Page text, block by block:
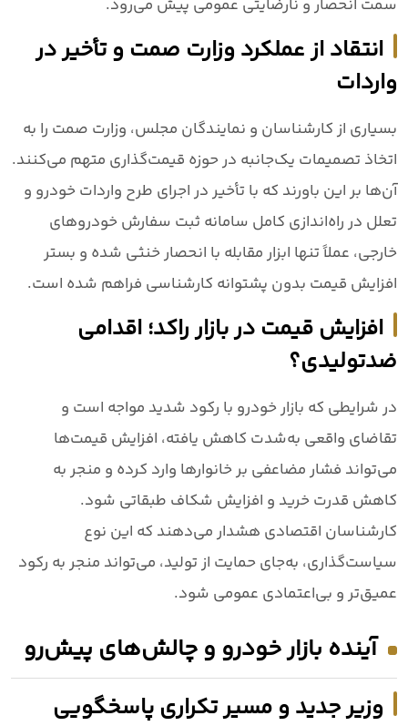
سمت انحصار و نارضایتی عمومی پیش می‌رود.
انتقاد از عملکرد وزارت صمت و تأخیر در
واردات
بسیاری از کارشناسان و نمایندگان مجلس، وزارت صمت را به
اتخاذ تصمیمات یک‌جانبه در حوزه قیمت‌گذاری متهم می‌کنند.
آن‌ها بر این باورند که با تأخیر در اجرای طرح واردات خودرو و
تعلل در راه‌اندازی کامل سامانه ثبت سفارش خودروهای
خارجی، عملاً تنها ابزار مقابله با انحصار خنثی شده و بستر
افزایش قیمت بدون پشتوانه کارشناسی فراهم شده است.
افزایش قیمت در بازار راکد؛ اقدامی
ضدتولیدی؟
در شرایطی که بازار خودرو با رکود شدید مواجه است و
تقاضای واقعی به‌شدت کاهش یافته، افزایش قیمت‌ها
می‌تواند فشار مضاعفی بر خانوارها وارد کرده و منجر به
کاهش قدرت خرید و افزایش شکاف طبقاتی شود.
کارشناسان اقتصادی هشدار می‌دهند که این نوع
سیاست‌گذاری، به‌جای حمایت از تولید، می‌تواند منجر به رکود
عمیق‌تر و بی‌اعتمادی عمومی شود.
آینده بازار خودرو و چالش‌های پیش‌رو
وزیر جدید و مسیر تکراری پاسخگویی